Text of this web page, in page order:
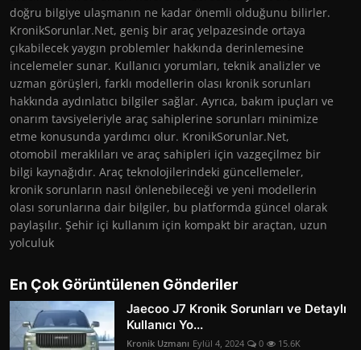
doğru bilgiye ulaşmanın ne kadar önemli olduğunu bilirler.
KronikSorunlar.Net, geniş bir araç yelpazesinde ortaya
çıkabilecek yaygın problemler hakkında derinlemesine
incelemeler sunar. Kullanıcı yorumları, teknik analizler ve
uzman görüşleri, farklı modellerin olası kronik sorunları
hakkında aydınlatıcı bilgiler sağlar. Ayrıca, bakım ipuçları ve
onarım tavsiyeleriyle araç sahiplerine sorunları minimize
etme konusunda yardımcı olur. KronikSorunlar.Net,
otomobil meraklıları ve araç sahipleri için vazgeçilmez bir
bilgi kaynağıdır. Araç teknolojilerindeki güncellemeler,
kronik sorunların nasıl önlenebileceği ve yeni modellerin
olası sorunlarına dair bilgiler, bu platformda güncel olarak
paylaşılır. Şehir içi kullanım için kompakt bir araçtan, uzun
yolculuk
En Çok Görüntülenen Gönderiler
Jaecoo J7 Kronik Sorunları ve Detaylı
Kullanıcı Yo...
Kronik Uzmanı Eylül 4, 2024 0 15.6K